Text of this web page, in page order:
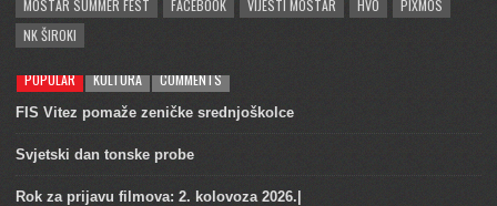
MOSTAR SUMMER FEST
FACEBOOK VIJESTI MOSTAR HVO
PIXMOS
NK ŠIROKI
POPULAR KULTURA COMMENTS
FIS Vitez pomaže zeničke srednjoškolce
Svjetski dan tonske probe
Rok za prijavu filmova: 2. kolovoza 2026.|